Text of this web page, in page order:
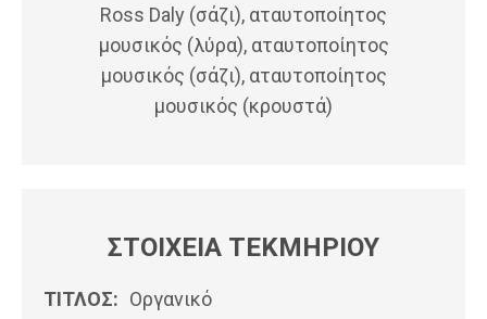
Ross Daly (σάζι), αταυτοποίητος
μουσικός (λύρα), αταυτοποίητος
μουσικός (σάζι), αταυτοποίητος
μουσικός (κρουστά)
ΣΤΟΙΧΕΙΑ ΤΕΚΜΗΡΙΟΥ
ΤΙΤΛΟΣ: Οργανικό